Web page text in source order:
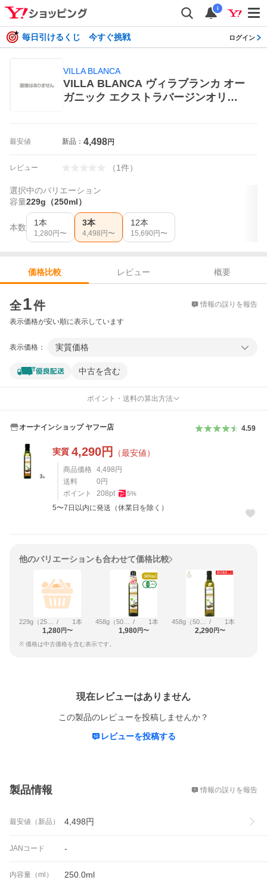
i
毎日引けるくじ 今すぐ挑戦 ログイン
VILLA BLANCA
VILLA BLANCA ヴィラブランカ オー
ガニック エクストラバージンオリー
最安値 新品： 4,498円
レビュー （1件）
選択中のバリエーション
容量229g（250ml）
本数 1本
1,280 円〜
3本
4,498 円〜
12本
15,690 円〜
価格比較 レビュー
概要
全1件 情報の誤りを報告
表示価格が安い順に表示しています
表示価格： 実質価格
中古を含む
ポイント・送料の算出方法
オーナインショップ ヤフー店 4.59
実質 4,290円 （最安値）
商品価格 4,498 円
送料
0 円
ポイント
208pt 5%
5〜7日以内に発送（休業日を除く）
他のバリエーションも合わせて価格比較
/ 1本
1,280円〜
/ 1本
1,980円〜
/ 1本
2,290円〜
※ 価格は中古価格を含む表示です。
現在レビューはありません
この製品のレビューを投稿しませんか？
レビューを投稿する
製品情報 情報の誤りを報告
最安値（新品） 4,498円
JANコード -
内容量（ml） 250.0ml